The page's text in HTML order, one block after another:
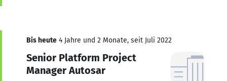
Bis heute 4 Jahre und 2 Monate, seit Juli 2022
Senior Platform Project
Manager Autosar